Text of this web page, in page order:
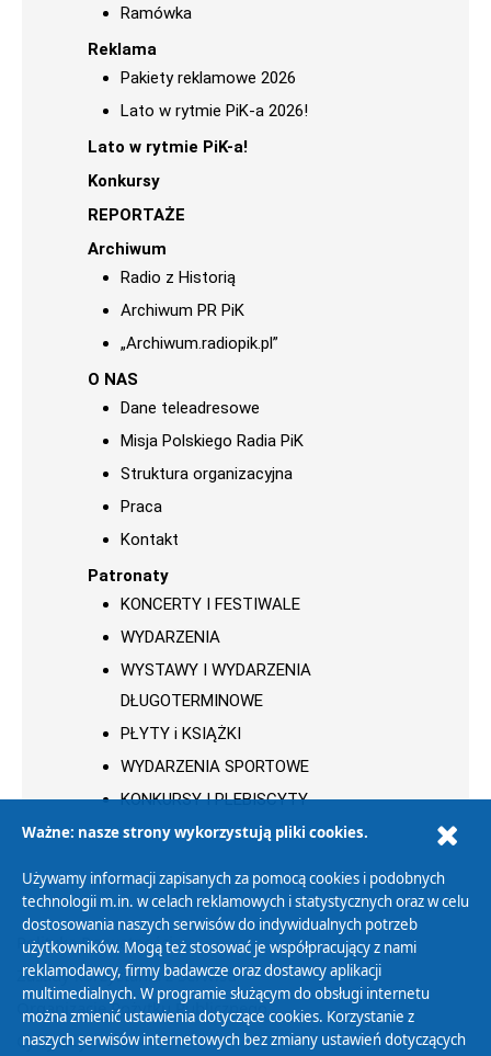
Ramówka
Reklama
Pakiety reklamowe 2026
Lato w rytmie PiK-a 2026!
Lato w rytmie PiK-a!
Konkursy
REPORTAŻE
Archiwum
Radio z Historią
Archiwum PR PiK
„Archiwum.radiopik.pl”
O NAS
Dane teleadresowe
Misja Polskiego Radia PiK
Struktura organizacyjna
Praca
Kontakt
Patronaty
KONCERTY I FESTIWALE
WYDARZENIA
WYSTAWY I WYDARZENIA
DŁUGOTERMINOWE
PŁYTY i KSIĄŻKI
WYDARZENIA SPORTOWE
KONKURSY I PLEBISCYTY
Polityka Prywatności
Zasady korzystania z Serwisu
Organizacje Pożytku Publicznego
Cyfryzacja DAB+
Ważne: nasze strony wykorzystują pliki cookies.
Używamy informacji zapisanych za pomocą cookies i podobnych
technologii m.in. w celach reklamowych i statystycznych oraz w celu
dostosowania naszych serwisów do indywidualnych potrzeb
użytkowników. Mogą też stosować je współpracujący z nami
reklamodawcy, firmy badawcze oraz dostawcy aplikacji
multimedialnych. W programie służącym do obsługi internetu
można zmienić ustawienia dotyczące cookies. Korzystanie z
naszych serwisów internetowych bez zmiany ustawień dotyczących